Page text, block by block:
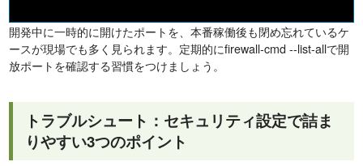
開発中に一時的に開けたポートを、本番稼働後も閉め忘れているケ
ースが現場でも多く見られます。定期的にfirewall-cmd --list-allで開
放ポートを確認する習慣をつけましょう。
トラブルシュート：セキュリティ設定で詰ま
りやすい3つのポイント